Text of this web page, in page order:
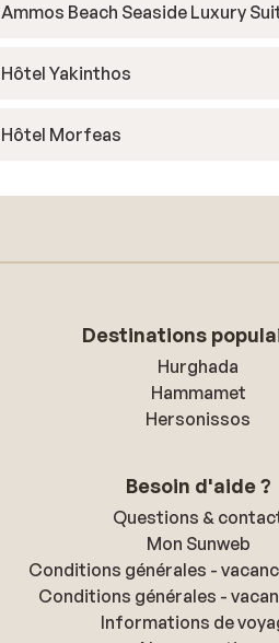
Ammos Beach Seaside Luxury
Hôtel Yakinthos
Hôtel Morfeas
Destinations
Hurghada
Hammamet
Hersonissos
Besoin d'aide ?
Questions &
Mon Sunweb
Conditions générales -
Conditions générales -
Informations de